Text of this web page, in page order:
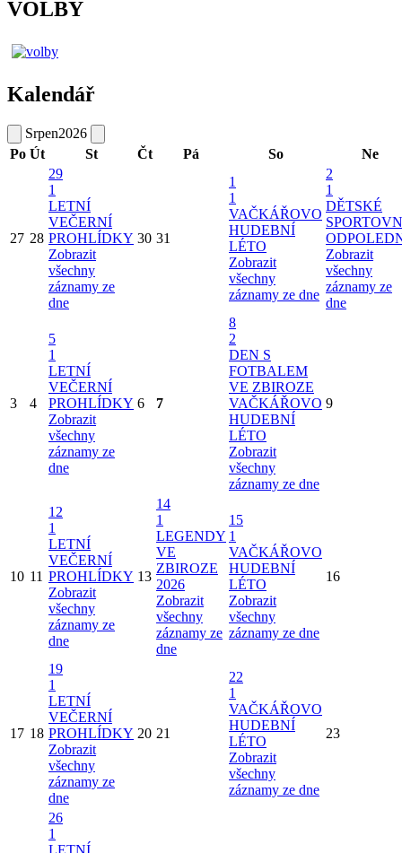
VOLBY
Kalendář
Srpen2026
Po Út St Čt Pá So Ne
27 28
29
1
LETNÍ
VEČERNÍ
PROHLÍDKY
Zobrazit
všechny
záznamy ze
dne
30 31
1
1
VAČKÁŘOVO
HUDEBNÍ
LÉTO
Zobrazit
všechny
záznamy ze dne
2
1
DĚTSKÉ
Zobrazit
všechny
záznamy ze
dne
3 4
5
1
LETNÍ
VEČERNÍ
PROHLÍDKY
Zobrazit
všechny
záznamy ze
dne
6 7
8
2
DEN S
FOTBALEM
VE ZBIROZE
VAČKÁŘOVO
HUDEBNÍ
LÉTO
Zobrazit
všechny
záznamy ze dne
9
10 11
12
1
LETNÍ
VEČERNÍ
PROHLÍDKY
Zobrazit
všechny
záznamy ze
dne
13
14
1
LEGENDY
VE
ZBIROZE
2026
Zobrazit
všechny
záznamy ze
dne
15
1
VAČKÁŘOVO
HUDEBNÍ
LÉTO
Zobrazit
všechny
záznamy ze dne
16
17 18
19
1
LETNÍ
VEČERNÍ
PROHLÍDKY
Zobrazit
všechny
záznamy ze
dne
20 21
22
1
VAČKÁŘOVO
HUDEBNÍ
LÉTO
Zobrazit
všechny
záznamy ze dne
23
26
1
LETNÍ